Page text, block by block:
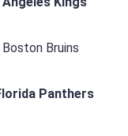
Bruins
Panthers